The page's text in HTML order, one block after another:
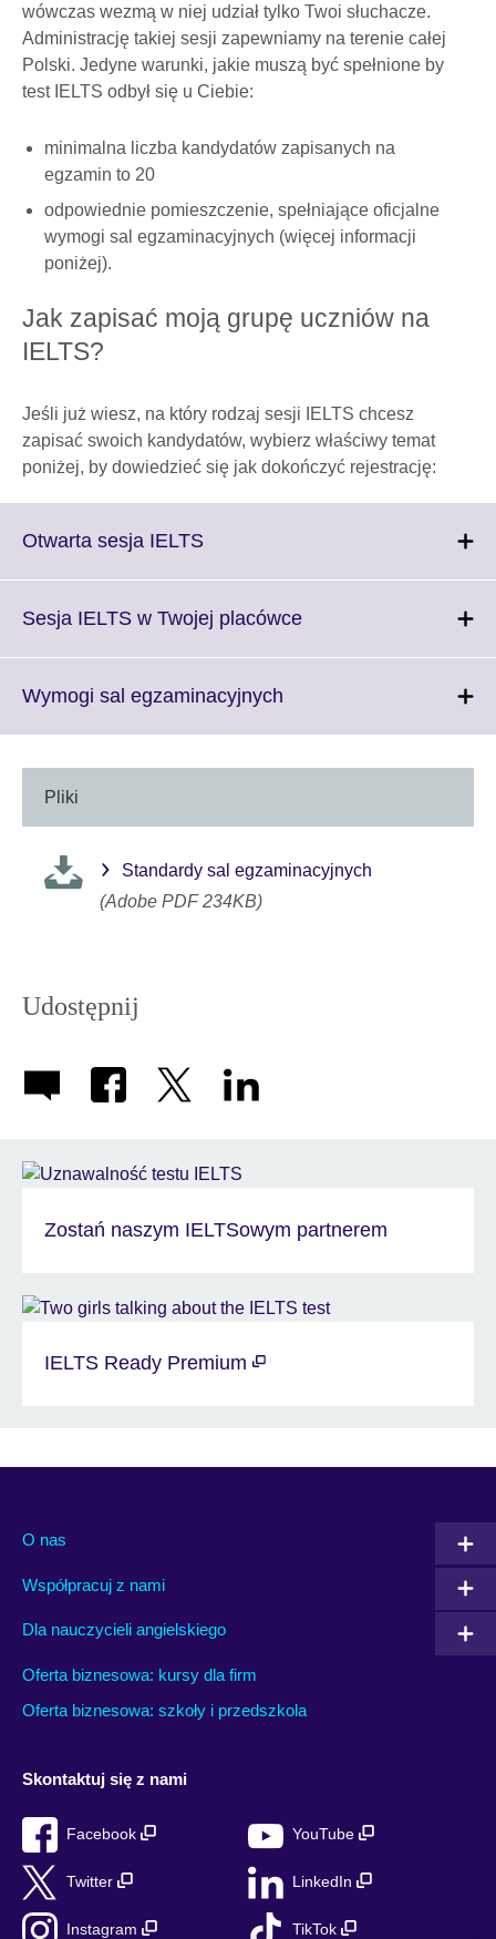
wówczas wezmą w niej udział tylko Twoi słuchacze.
Administrację takiej sesji zapewniamy na terenie całej
Polski. Jedyne warunki, jakie muszą być spełnione by
test IELTS odbył się u Ciebie:
minimalna liczba kandydatów zapisanych na
egzamin to 20
odpowiednie pomieszczenie, spełniające oficjalne
wymogi sal egzaminacyjnych (więcej informacji
poniżej).
Jak zapisać moją grupę uczniów na
IELTS?
Jeśli już wiesz, na który rodzaj sesji IELTS chcesz
zapisać swoich kandydatów, wybierz właściwy temat
poniżej, by dowiedzieć się jak dokończyć rejestrację:
Otwarta sesja IELTSClick
More
Sesja IELTS w Twojej placówceClick
Wymogi sal egzaminacyjnych
More
available.
Pliki
Standardy sal egzaminacyjnych
(Adobe PDF 234KB)
Udostępnij
Zostań naszym IELTSowym partnerem
IELTS Ready Premium
O nas
Współpracuj z nami
Dla nauczycieli angielskiego
Oferta biznesowa: kursy dla firm
Oferta biznesowa: szkoły i przedszkola
Skontaktuj się z nami
Facebook YouTube
Twitter LinkedIn
Instagram TikTok